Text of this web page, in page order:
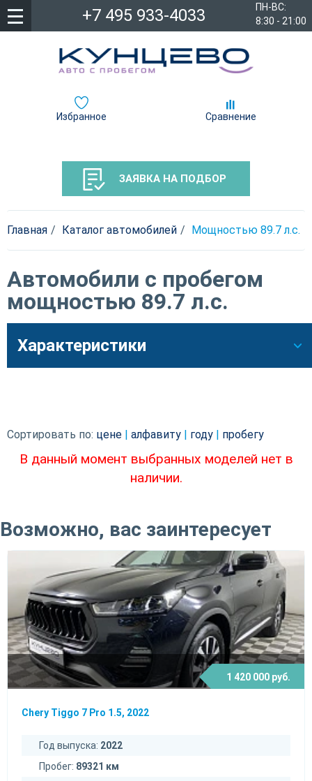
ПН-ВС:
8:30 - 21:00
+7 495 933-4033
Избранное Сравнение
ЗАЯВКА НА ПОДБОР
Главная Каталог автомобилей Мощностью 89.7 л.c.
Автомобили с пробегом
мощностью 89.7 л.c.
Характеристики
Сортировать по: цене алфавиту году пробегу
В данный момент выбранных моделей нет в
наличии.
Возможно, вас заинтересует
1 420 000 руб.
Chery Tiggo 7 Pro 1.5, 2022
Год выпуска: 2022
Пробег: 89321 км